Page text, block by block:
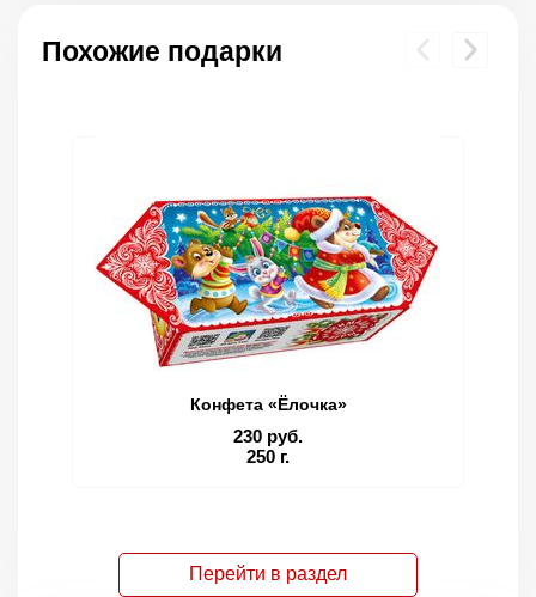
Похожие подарки
Конфета «Ёлочка»
230 руб.
250 г.
Перейти в раздел